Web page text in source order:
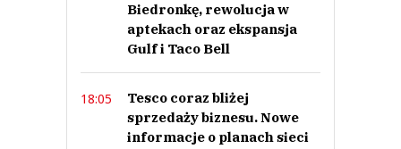
Biedronkę, rewolucja w
aptekach oraz ekspansja
Gulf i Taco Bell
18:05
Tesco coraz bliżej
sprzedaży biznesu. Nowe
informacje o planach sieci